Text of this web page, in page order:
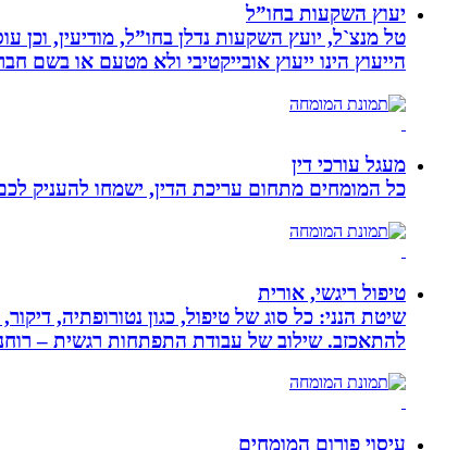
יעוץ השקעות בחו”ל
טל מנצ`ל, יועץ השקעות נדלן בחו”ל, מודיעין,
הייעוץ הינו ייעוץ אובייקטיבי ולא מטעם או בשם
מעגל עורכי דין
כל המומחים מתחום עריכת הדין, ישמחו להעניק
טיפול ריגשי, אורית
שיטת הנני: כל סוג של טיפול, כגון נטורופתיה,
להתאכזב. שילוב של עבודת התפתחות רגשית –
עיסוי פורום המומחים